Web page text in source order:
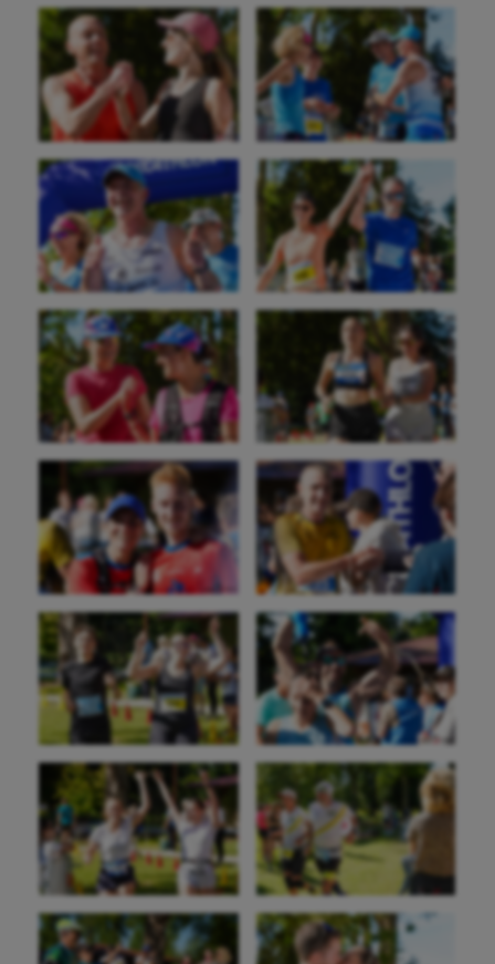
Omnisports
Outdoor
Paddle
Parkour
Patinage artistique
Pétanque
Plongée
Randonnée / Marche
Roller-derby
Sarbacane
Sauvetage sportif
Sport adapté
Sport handicap
Sport santé
Sport-entreprise
Sport-santé
Tir
Tir à l'arc
Triathlon
Ultimate frisbee
UNSS